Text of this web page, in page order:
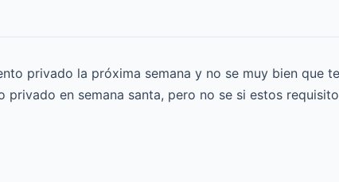
privado la próxima semana y no se muy bien que
privado en semana santa, pero no se si estos